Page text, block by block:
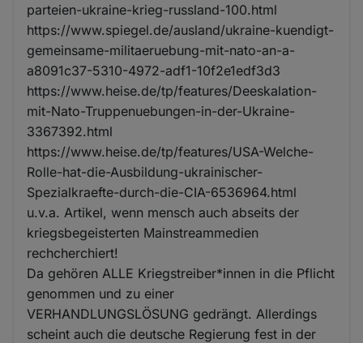
parteien-ukraine-krieg-russland-100.html
https://www.spiegel.de/ausland/ukraine-kuendigt-
gemeinsame-militaeruebung-mit-nato-an-a-
a8091c37-5310-4972-adf1-10f2e1edf3d3
https://www.heise.de/tp/features/Deeskalation-
mit-Nato-Truppenuebungen-in-der-Ukraine-
3367392.html
https://www.heise.de/tp/features/USA-Welche-
Rolle-hat-die-Ausbildung-ukrainischer-
Spezialkraefte-durch-die-CIA-6536964.html
u.v.a. Artikel, wenn mensch auch abseits der
kriegsbegeisterten Mainstreammedien
rechcherchiert!
Da gehören ALLE Kriegstreiber*innen in die Pflicht
genommen und zu einer
VERHANDLUNGSLÖSUNG gedrängt. Allerdings
scheint auch die deutsche Regierung fest in der